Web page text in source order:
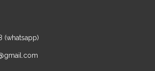
(whatsapp)